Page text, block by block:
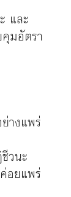
และ
มอัตรา
างแพร่
วนะ
อยแพร่